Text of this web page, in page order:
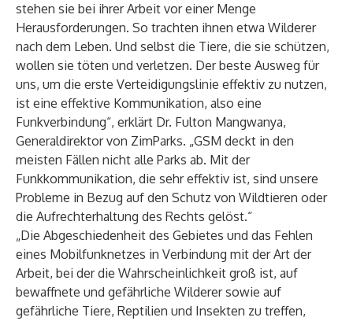
stehen sie bei ihrer Arbeit vor einer Menge
Herausforderungen. So trachten ihnen etwa Wilderer
nach dem Leben. Und selbst die Tiere, die sie schützen,
wollen sie töten und verletzen. Der beste Ausweg für
uns, um die erste Verteidigungslinie effektiv zu nutzen,
ist eine effektive Kommunikation, also eine
Funkverbindung“, erklärt Dr. Fulton Mangwanya,
Generaldirektor von ZimParks. „GSM deckt in den
meisten Fällen nicht alle Parks ab. Mit der
Funkkommunikation, die sehr effektiv ist, sind unsere
Probleme in Bezug auf den Schutz von Wildtieren oder
die Aufrechterhaltung des Rechts gelöst.“
„Die Abgeschiedenheit des Gebietes und das Fehlen
eines Mobilfunknetzes in Verbindung mit der Art der
Arbeit, bei der die Wahrscheinlichkeit groß ist, auf
bewaffnete und gefährliche Wilderer sowie auf
gefährliche Tiere, Reptilien und Insekten zu treffen,